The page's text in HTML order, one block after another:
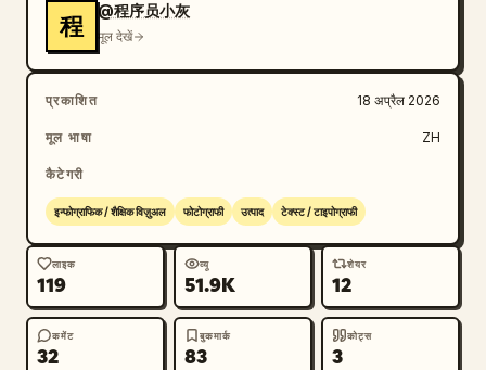
程
@程序员小灰
मूल देखें
प्रकाशित 18 अप्रैल 2026
मूल भाषा ZH
कैटेगरी
इन्फोग्राफिक / शैक्षिक विज़ुअल फोटोग्राफी उत्पाद टेक्स्ट / टाइपोग्राफी
लाइक
119
व्यू
51.9K
शेयर
12
कमेंट
32
बुकमार्क
83
कोट्स
3